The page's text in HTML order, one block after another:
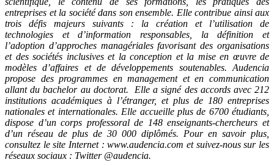
entreprises et la société dans son ensemble. Elle contribue ainsi aux
trois défis majeurs suivants : la création et l’utilisation de
technologies et d’information responsables, la définition et
l’adoption d’approches managériales favorisant des organisations
et des sociétés inclusives et la conception et la mise en œuvre de
modèles d’affaires et de développements soutenables. Audencia
propose des programmes en management et en communication
allant du bachelor au doctorat. Elle a signé des accords avec 212
institutions académiques à l’étranger, et plus de 180 entreprises
nationales et internationales. Elle accueille plus de 6700 étudiants,
dispose d’un corps professoral de 148 enseignants-chercheurs et
d’un réseau de plus de 30 000 diplômés. Pour en savoir plus,
consultez le site Internet : www.audencia.com et suivez-nous sur les
réseaux sociaux : Twitter @audencia.